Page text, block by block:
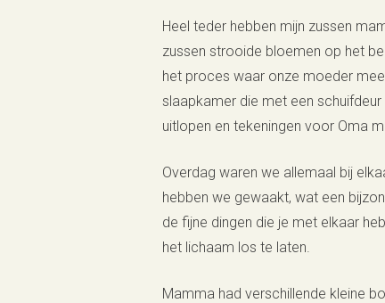
Heel teder hebben mijn zussen
zussen strooide bloemen op het
het proces waar onze moeder
slaapkamer die met een
uitlopen en tekeningen voor Oma
Overdag waren we allemaal bij
hebben we gewaakt, wat een
de fijne dingen die je met elkaar
het lichaam los te laten.
Mamma had verschillende kleine